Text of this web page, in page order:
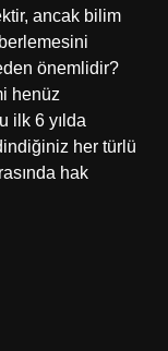
ancak bilim
önemlidir?
henüz
ilk 6 yılda
her türlü
hak